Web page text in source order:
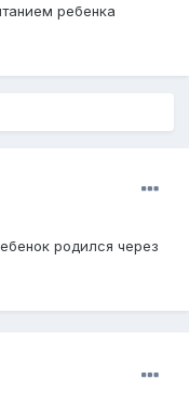
ребенка
родился через